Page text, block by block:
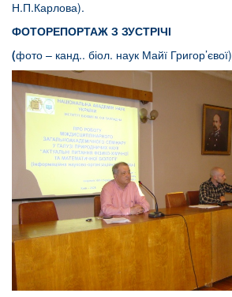
Н.П.Карлова).
ФОТОРЕПОРТАЖ З ЗУСТРІЧІ
(фото – канд.. біол. наук Майї Григор’євої)